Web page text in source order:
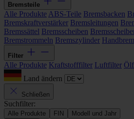
Bremsteile
Alle Produkte ABS-Teile Bremsbacken
Bremskraftverstärker Bremsleitungen
Bremssättel Bremsscheiben
Bremstrommeln Bremszylinder
Filter
Alle Produkte Kraftstofffilter Luftfilter
Land ändern
Schließen
Suchfilter:
Alle Produkte FIN
Modell und Jahr